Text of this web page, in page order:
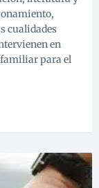
cualidades
en
para el